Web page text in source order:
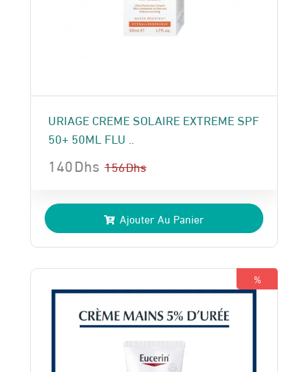
URIAGE CREME SOLAIRE EXTREME SPF
50+ 50ML FLU ..
156Dhs
prix
initial
était :
156 Dhs.
140Dhs
prix
actuel
est :
140 Dhs.
Ajouter Au Panier
%